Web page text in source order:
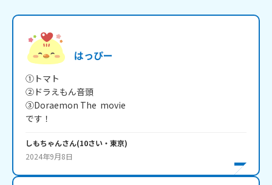
はっぴー
①トマト
②ドラえもん音頭
③Doraemon The  movie
です！
しもちゃんさん(10さい・ 東京)
2024年9月8日